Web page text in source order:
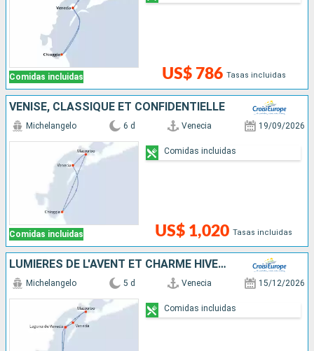
Comidas incluidas US$ 786 Tasas incluidas
VENISE, CLASSIQUE ET CONFIDENTIELLE
Comidas incluidas
Michelangelo 6 d Venecia 19/09/2026
US$ 1,020 Tasas incluidas
Comidas incluidas
LUMIÈRES DE L'AVENT ET CHARME HIVERNAL : CAP SUR VENISE ET SA LAGUNE
Michelangelo 5 d Venecia 15/12/2026
Comidas incluidas